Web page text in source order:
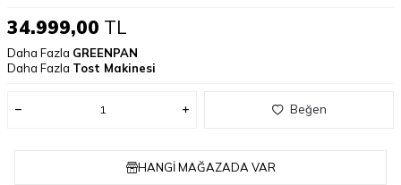
34.999,00 TL
Daha Fazla GREENPAN
Daha Fazla Tost Makinesi
Beğen
HANGI MAĞAZADA VAR